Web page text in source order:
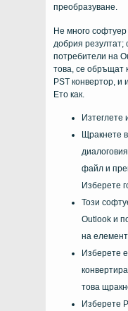
преобразуване.
Не много
добрия резултат;
потребители на
това, се обръщат
PST конвертор, и
Ето как.
Изтеглете
Щракнете
файл и
Изберете
Този
Outlook и
на
Изберете
това
Изберете